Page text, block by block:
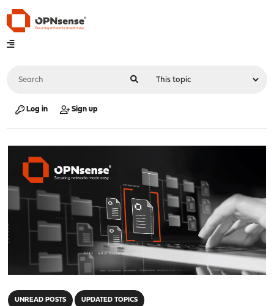
Log in Sign up
UNREAD POSTS UPDATED TOPICS